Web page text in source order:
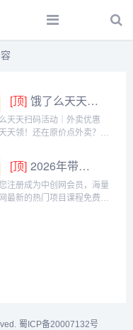
[顶] 饿了么天天扫码活动｜外卖优惠券，天天领！
天天扫码活动｜外卖优惠
天领！还在原价点外卖？你
」，用微信扫一扫，就能领
属优惠券，先领券再下单，
划算！优惠覆盖全场景早餐
午餐快餐、晚餐炸...
[顶] 2026年带你闷声赚大钱，轻松月赚1000+
注册成为中创网会员，海量
最新的热门项目课程免费学
蜀ICP备20007132号